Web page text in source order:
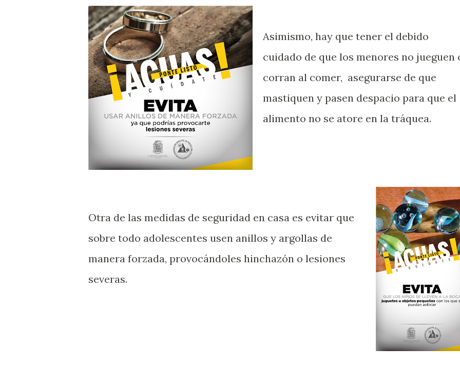
Asimismo, hay que tener el debido
cuidado de que los menores no jueguen
corran al comer, asegurarse de que
mastiquen y pasen despacio para que el
alimento no se atore en la tráquea.
Otra de las medidas de seguridad en casa es evitar que
sobre todo adolescentes usen anillos y argollas de
manera forzada, provocándoles hinchazón o lesiones
severas.